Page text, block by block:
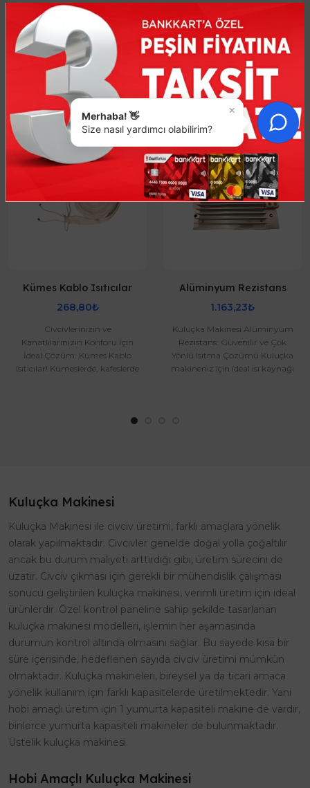
Benzer Ürünler
Kümes Kablo Isıtıcılar
268,80₺
Civcivlerinizin ve
Kanatlılarınızın Konforu İçin
İdeal Çözüm: Kümes Kablo
Isıtıcılar! Kümeslerde, kafeslerde
Alüminyum Rezistans
1.163,23₺
Kuluçka Makinesi Alüminyum
Rezistans: Güvenilir ve Çok
Yönlü Isıtma Çözümü Kuluçka
makineniz için ideal ısı kaynağı
Kuluçka Makinesi
Kuluçka Makinesi ile civciv üretimi, farklı amaçlara yönelik
olarak yapılmaktadır. Civcivler genelde doğal yolla çoğaltılır
ancak bu durum maliyeti arttırdığı gibi, üretim sürecini de
uzatır. Civciv çıkması için gerekli bir mühendislik çalışması
sonucu geliştirilen kuluçka makinesi, verimli üretim için ideal
ürünlerdir. Özel kontrol paneline sahip şekilde tasarlanan
kuluçka makinesi modelleri, işlemin her aşamasında
durumun kontrol altında olmasını sağlar. Bu sayede kısa bir
süre içerisinde, hedeflenen sayıda civciv üretimi mümkün
olmaktadır. Kuluçka makineleri, bireysel ya da ticari amaca
yönelik kullanım için farklı kapasitelerde üretilmektedir. Yani
hobi amaçlı üretim için 1 yumurta kapasiteli makine de vardır,
binlerce yumurta kapasiteli makineler de bulunmaktadır.
Üstelik kuluçka makinesi.
Hobi Amaçlı Kuluçka Makinesi
×
Merhaba! 👋
Size nasıl yardımcı olabilirim?